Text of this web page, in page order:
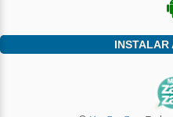
INSTALAR